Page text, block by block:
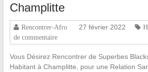
Champlitte
Rencontrer-Afro 27 février 2022
de commentaire
Vous Désirez Rencontrer de Superbes
Habitant à Champlitte, pour une Relation